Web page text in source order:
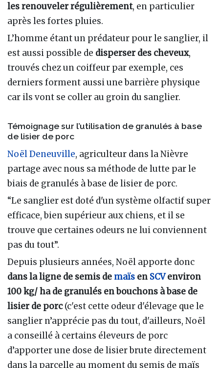
les renouveler régulièrement, en particulier
après les fortes pluies.
L’homme étant un prédateur pour le sanglier, il
est aussi possible de disperser des cheveux,
trouvés chez un coiffeur par exemple, ces
derniers forment aussi une barrière physique
car ils vont se coller au groin du sanglier.
Témoignage sur l’utilisation de granulés à base
de lisier de porc
Noël Deneuville, agriculteur dans la Nièvre
partage avec nous sa méthode de lutte par le
biais de granulés à base de lisier de porc.
“Le sanglier est doté d'un système olfactif super
efficace, bien supérieur aux chiens, et il se
trouve que certaines odeurs ne lui conviennent
pas du tout”.
Depuis plusieurs années, Noël apporte donc
dans la ligne de semis de maïs en SCVenviron
100 kg/ ha de granulés en bouchons à base de
lisier de porc(c'est cette odeur d'élevage que le
sanglier n’apprécie pas du tout, d'ailleurs, Noël
a conseillé à certains éleveurs de porc
d’apporter une dose de lisier brute directement
dans la parcelle au moment du semis de maïs